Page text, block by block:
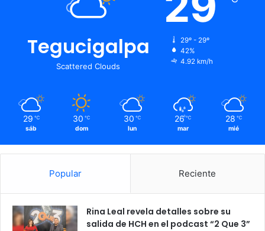
Tegucigalpa
Scattered Clouds
29º - 29º
42%
4.92 km/h
29 ℃
sáb
30 ℃
dom
30 ℃
lun
26 ℃
mar
28 ℃
mié
Popular Reciente
Rina Leal revela detalles sobre su
salida de HCH en el podcast “2 Que 3”